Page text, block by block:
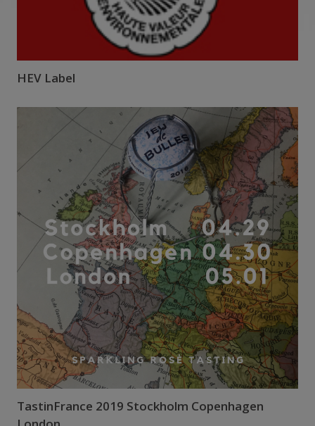
HEV Label
TastinFrance 2019 Stockholm Copenhagen